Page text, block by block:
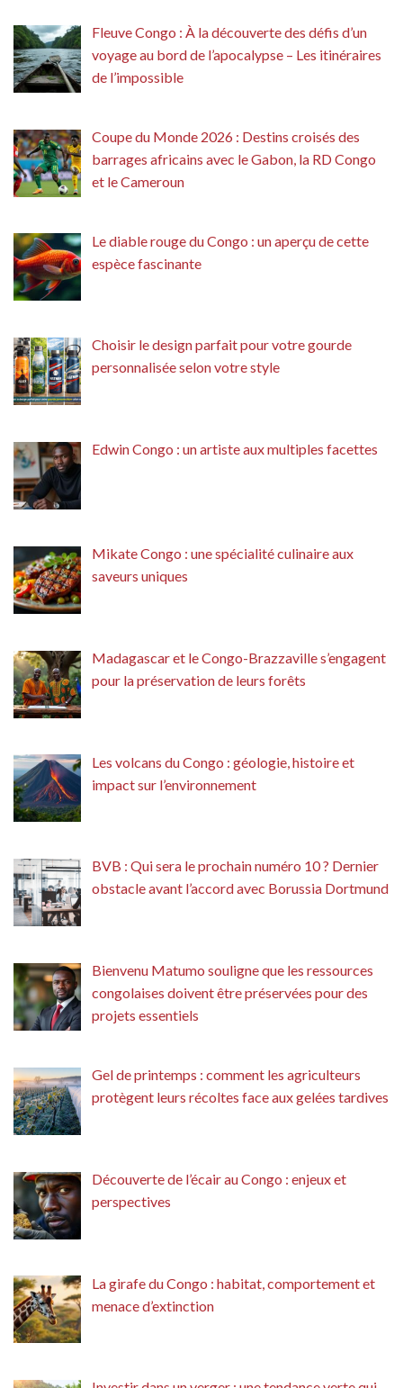
Fleuve Congo : À la découverte des défis d’un
voyage au bord de l’apocalypse – Les itinéraires
de l’impossible
Coupe du Monde 2026 : Destins croisés des
barrages africains avec le Gabon, la RD Congo
et le Cameroun
Le diable rouge du Congo : un aperçu de cette
espèce fascinante
Choisir le design parfait pour votre gourde
personnalisée selon votre style
Edwin Congo : un artiste aux multiples facettes
Mikate Congo : une spécialité culinaire aux
saveurs uniques
Madagascar et le Congo-Brazzaville s’engagent
pour la préservation de leurs forêts
Les volcans du Congo : géologie, histoire et
impact sur l’environnement
BVB : Qui sera le prochain numéro 10 ? Dernier
obstacle avant l’accord avec Borussia Dortmund
Bienvenu Matumo souligne que les ressources
congolaises doivent être préservées pour des
projets essentiels
Gel de printemps : comment les agriculteurs
protègent leurs récoltes face aux gelées tardives
Découverte de l’écair au Congo : enjeux et
perspectives
La girafe du Congo : habitat, comportement et
menace d’extinction